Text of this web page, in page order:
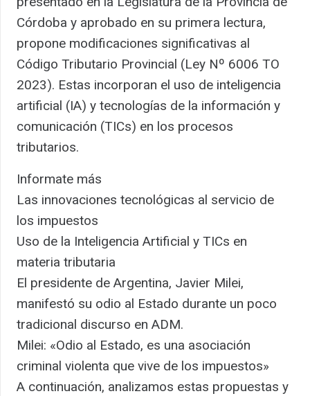
Córdoba y aprobado en su primera lectura,
propone modificaciones significativas al
Código Tributario Provincial (Ley Nº 6006 TO
2023). Estas incorporan el uso de inteligencia
artificial (IA) y tecnologías de la información y
comunicación (TICs) en los procesos
tributarios.
Informate más
Las innovaciones tecnológicas al servicio de
los impuestos
Uso de la Inteligencia Artificial y TICs en
materia tributaria
El presidente de Argentina, Javier Milei,
manifestó su odio al Estado durante un poco
tradicional discurso en ADM.
Milei: «Odio al Estado, es una asociación
criminal violenta que vive de los impuestos»
A continuación, analizamos estas propuestas y